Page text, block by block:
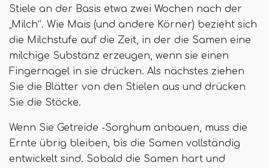
Stiele an der Basis etwa zwei Wochen nach der
„Milch“. Wie Mais (und andere Körner) bezieht sich
die Milchstufe auf die Zeit, in der die Samen eine
milchige Substanz erzeugen, wenn sie einen
Fingernagel in sie drücken. Als nächstes ziehen
Sie die Blätter von den Stielen aus und drücken
Sie die Stöcke.
Wenn Sie Getreide -Sorghum anbauen, muss die
Ernte übrig bleiben, bis die Samen vollständig
entwickelt sind. Sobald die Samen hart und